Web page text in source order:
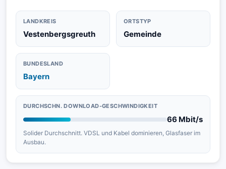
LANDKREIS
Vestenbergsgreuth
ORTSTYP
Gemeinde
BUNDESLAND
Bayern
DURCHSCHN. DOWNLOAD-GESCHWINDIGKEIT
66 Mbit/s
Solider Durchschnitt. VDSL und Kabel dominieren, Glasfaser im
Ausbau.